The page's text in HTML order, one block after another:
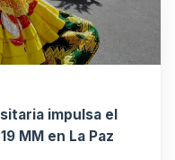
impulsa el
MM en La Paz